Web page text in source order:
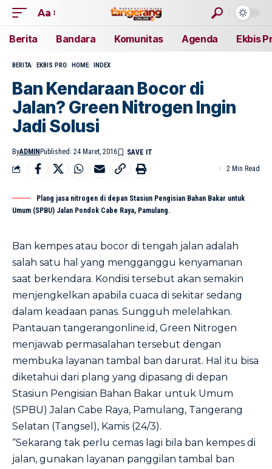
Aa
Berita Bandara Komunitas Agenda Ekbis
BERITA EKBIS PRO HOME INDEX
Ban Kendaraan Bocor di
Jalan? Green Nitrogen Ingin
Jadi Solusi
ByADMIN Published: 24 Maret, 2016
2 Min Read
Plang jasa nitrogen di depan Stasiun Pengisian Bahan Bakar untuk
Umum (SPBU) Jalan Pondok Cabe Raya, Pamulang.
Ban kempes atau bocor di tengah jalan adalah
salah satu hal yang mengganggu kenyamanan
saat berkendara. Kondisi tersebut akan semakin
menjengkelkan apabila cuaca di sekitar sedang
dalam keadaan panas. Sungguh melelahkan.
Pantauan tangerangonline.id , Green Nitrogen
menjawab permasalahan tersebut dengan
membuka layanan tambal ban darurat. Hal itu bisa
diketahui dari plang yang dipasang di depan
Stasiun Pengisian Bahan Bakar untuk Umum
(SPBU) Jalan Cabe Raya, Pamulang, Tangerang
Selatan (Tangsel), Kamis (24/3).
“Sekarang tak perlu cemas lagi bila ban kempes di
jalan, gunakan layanan panggilan tambal ban